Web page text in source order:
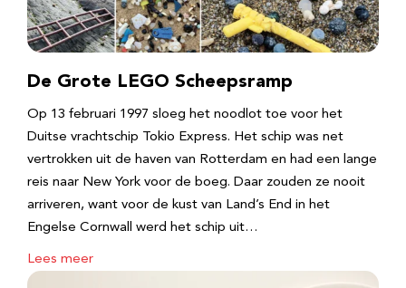
De Grote LEGO Scheepsramp
Op 13 februari 1997 sloeg het noodlot toe voor het
Duitse vrachtschip Tokio Express. Het schip was net
vertrokken uit de haven van Rotterdam en had een lange
reis naar New York voor de boeg. Daar zouden ze nooit
arriveren, want voor de kust van Land’s End in het
Engelse Cornwall werd het schip uit…
Lees meer